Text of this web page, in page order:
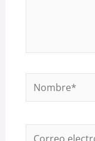
Nombre*
Correo